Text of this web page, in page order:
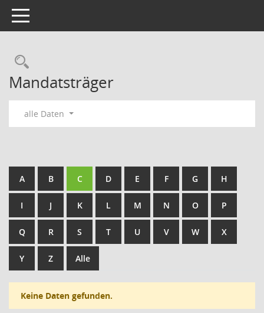
Toggle navigation
Rechercheauswahl
Mandatsträger
alle Daten
A B C D E F G H
I J K L M N O P
Q R S T U V W X
Y Z Alle
Keine Daten gefunden.